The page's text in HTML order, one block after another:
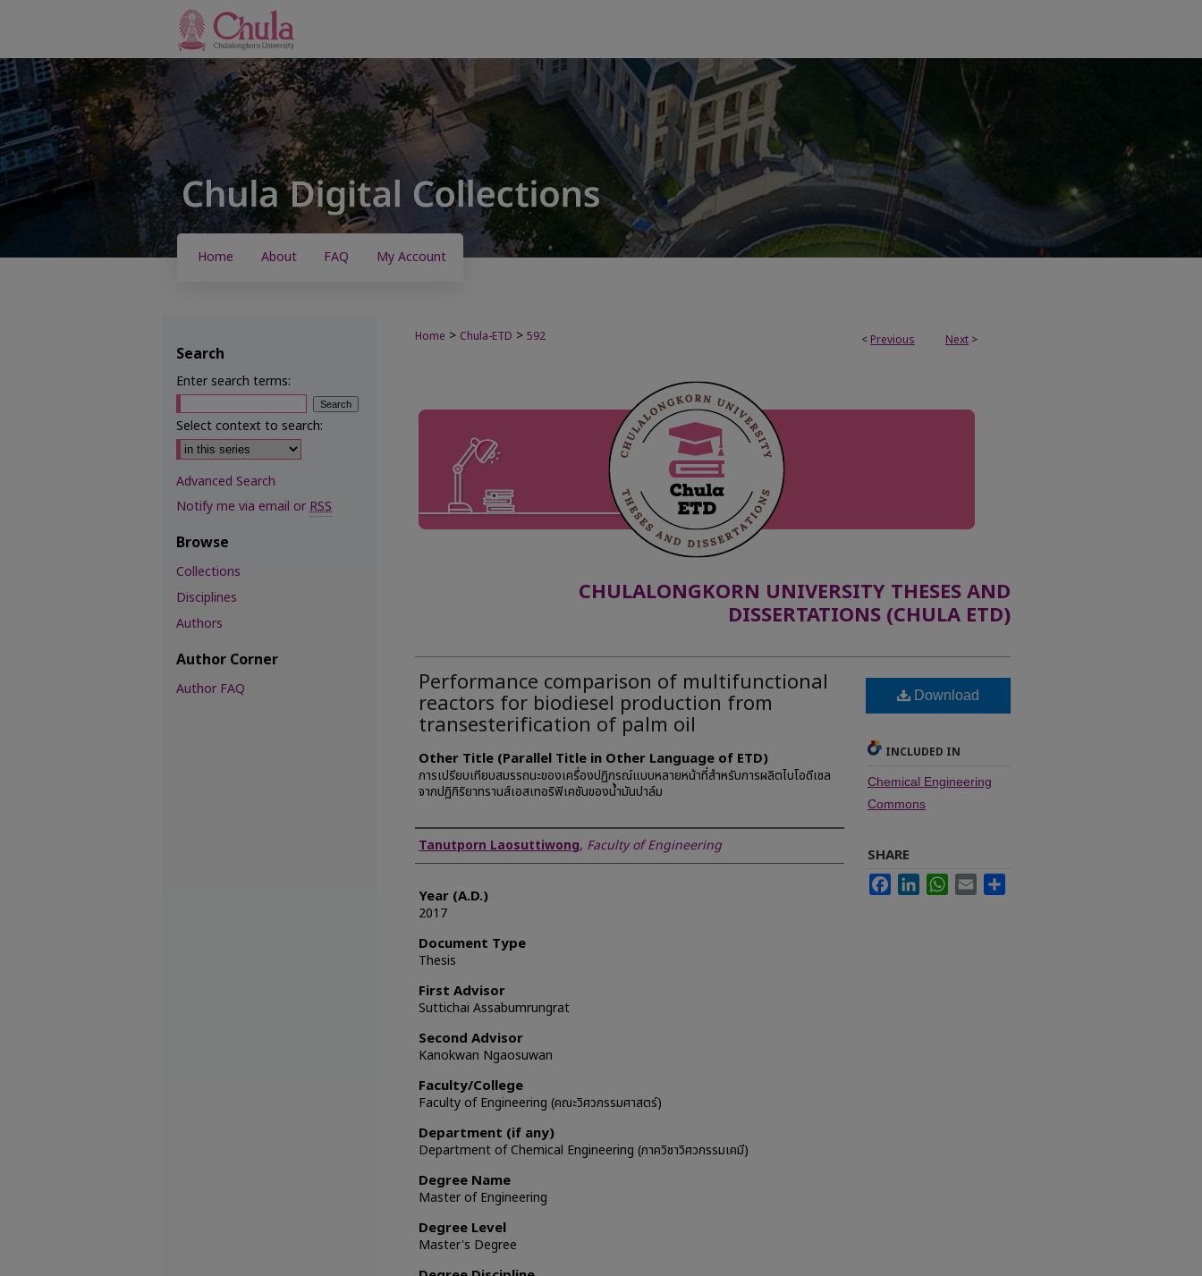
Home About FAQ My Account
< Previous Next >
Home > Chula-ETD > 592
CHULALONGKORN UNIVERSITY THESES AND
DISSERTATIONS (CHULA ETD)
Performance comparison of multifunctional
reactors for biodiesel production from
transesterification of palm oil
Other Title (Parallel Title in Other Language of ETD)
การเปรียบเทียบสมรรถนะของเครื่องปฏิกรณ์แบบหลายหน้าที่สำหรับการผลิตไบโอดีเซล
จากปฏิกิริยาทรานส์เอสเทอริฟิเคชันของน้ำมันปาล์ม
Author
Tanutporn Laosuttiwong, Faculty of Engineering
Year (A.D.)
2017
Document Type
Thesis
First Advisor
Suttichai Assabumrungrat
Second Advisor
Kanokwan Ngaosuwan
Faculty/College
Faculty of Engineering (คณะวิศวกรรมศาสตร์)
Department (if any)
Department of Chemical Engineering (ภาควิชาวิศวกรรมเคมี)
Degree Name
Master of Engineering
Degree Level
Master's Degree
Download
INCLUDED IN
Chemical Engineering
Commons
SHARE
FacebookLinkedInWhatsApp
Email
Search
Enter search terms:
Select context to search:
Advanced Search
Notify me via email orRSS
Browse
Collections
Disciplines
Authors
Author Corner
Author FAQ